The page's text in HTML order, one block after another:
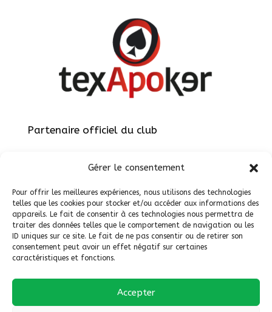
Gérer le consentement
Pour offrir les meilleures expériences, nous utilisons des technologies
telles que les cookies pour stocker et/ou accéder aux informations des
appareils. Le fait de consentir à ces technologies nous permettra de
traiter des données telles que le comportement de navigation ou les
ID uniques sur ce site. Le fait de ne pas consentir ou de retirer son
consentement peut avoir un effet négatif sur certaines
caractéristiques et fonctions.
Accepter
Partenaire officiel du club
Site réalisé parViteEtBien.net
Politique de cookies